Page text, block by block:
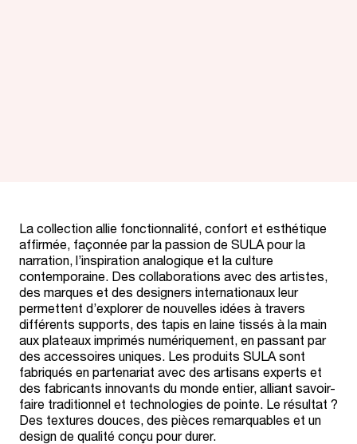
La collection allie fonctionnalité, confort et esthétique
affirmée, façonnée par la passion de SULA pour la
narration, l’inspiration analogique et la culture
contemporaine. Des collaborations avec des artistes,
des marques et des designers internationaux leur
permettent d’explorer de nouvelles idées à travers
différents supports, des tapis en laine tissés à la main
aux plateaux imprimés numériquement, en passant par
des accessoires uniques. Les produits SULA sont
fabriqués en partenariat avec des artisans experts et
des fabricants innovants du monde entier, alliant savoir-
faire traditionnel et technologies de pointe. Le résultat ?
Des textures douces, des pièces remarquables et un
design de qualité conçu pour durer.